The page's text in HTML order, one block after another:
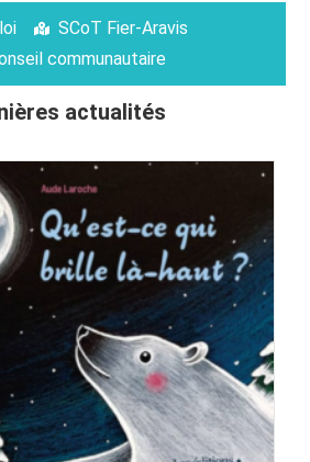
SCoT Fier-Aravis
communautaire
actualités